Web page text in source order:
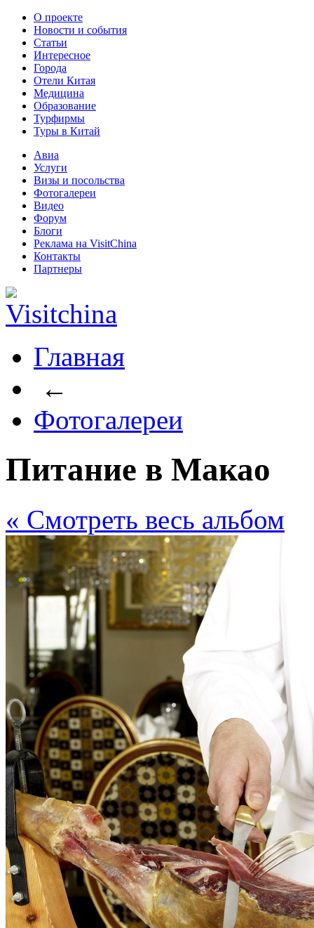
О проекте
Новости и события
Статьи
Интересное
Города
Отели Китая
Медицина
Образование
Турфирмы
Туры в Китай
Авиа
Услуги
Визы и посольства
Фотогалереи
Видео
Форум
Блоги
Реклама на VisitChina
Контакты
Партнеры
Главная
←
Фотогалереи
Питание в Макао
« Cмотреть весь альбом